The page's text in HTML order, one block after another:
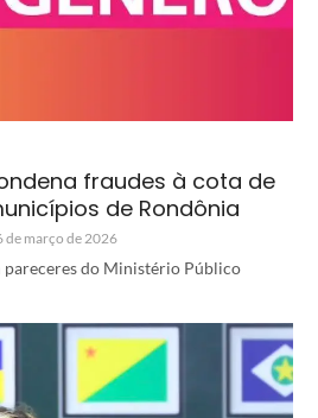
fraudes à cota de
de Rondônia
de março de 2026
pareceres do Ministério Público